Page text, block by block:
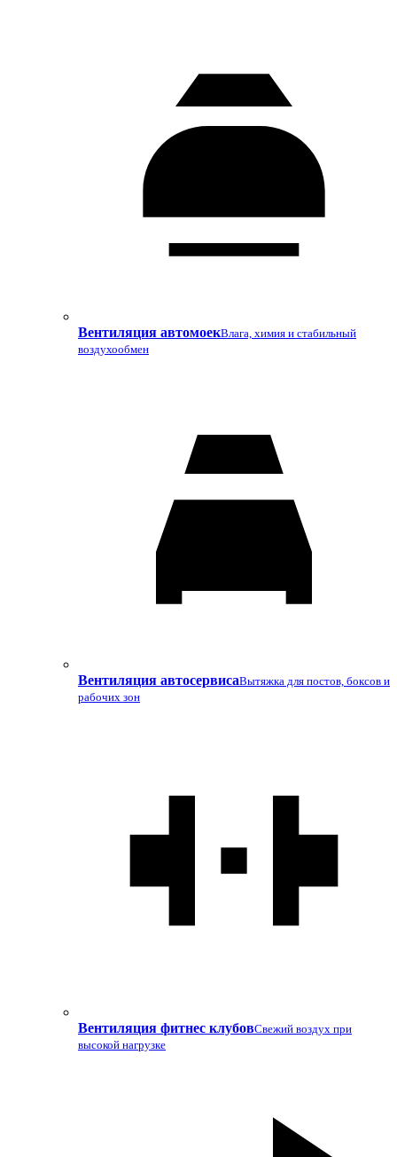
Вентиляция автомоекВлага, химия и стабильный
воздухообмен
Вентиляция автосервисаВытяжка для постов, боксов и
рабочих зон
Вентиляция фитнес клубовСвежий воздух при
высокой нагрузке